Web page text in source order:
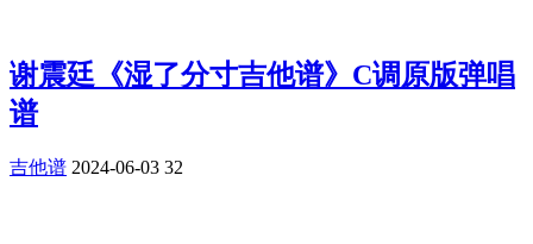
谢震廷《湿了分寸吉他谱》C调原版弹唱
谱
吉他谱 2024-06-03 32